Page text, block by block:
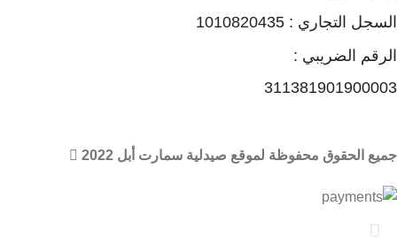
السجل التجاري : 1010820435
الرقم الضريبي :
311381901900003
جميع الحقوق محفوظة لموقع صيدلية سمارت أبل 2022